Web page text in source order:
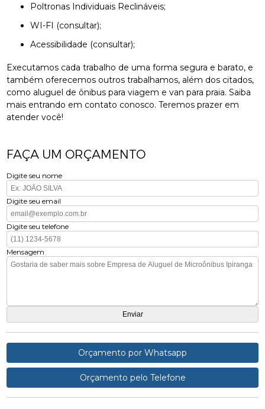
Poltronas Individuais Reclináveis;
WI-FI (consultar);
Acessibilidade (consultar);
Executamos cada trabalho de uma forma segura e barato, e
também oferecemos outros trabalhamos, além dos citados,
como aluguel de ônibus para viagem e van para praia. Saiba
mais entrando em contato conosco. Teremos prazer em
atender você!
FAÇA UM ORÇAMENTO
Digite seu nome
Digite seu email
Digite seu telefone
Mensagem
Orçamento por Whatsapp
Orçamento pelo Telefone